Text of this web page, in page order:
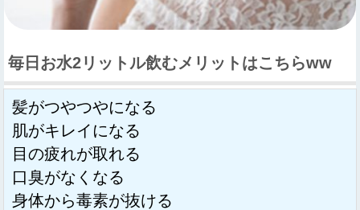
毎日お水2リットル飲むメリットはこちらww
髪がつやつやになる
肌がキレイになる
目の疲れが取れる
口臭がなくなる
身体から毒素が抜ける